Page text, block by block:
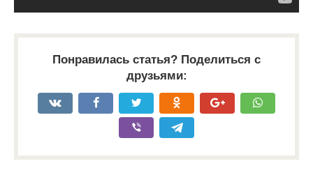
Понравилась статья? Поделиться с
друзьями: